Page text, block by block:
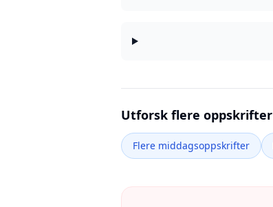
Utforsk flere oppskrifter
Flere middagsoppskrifter